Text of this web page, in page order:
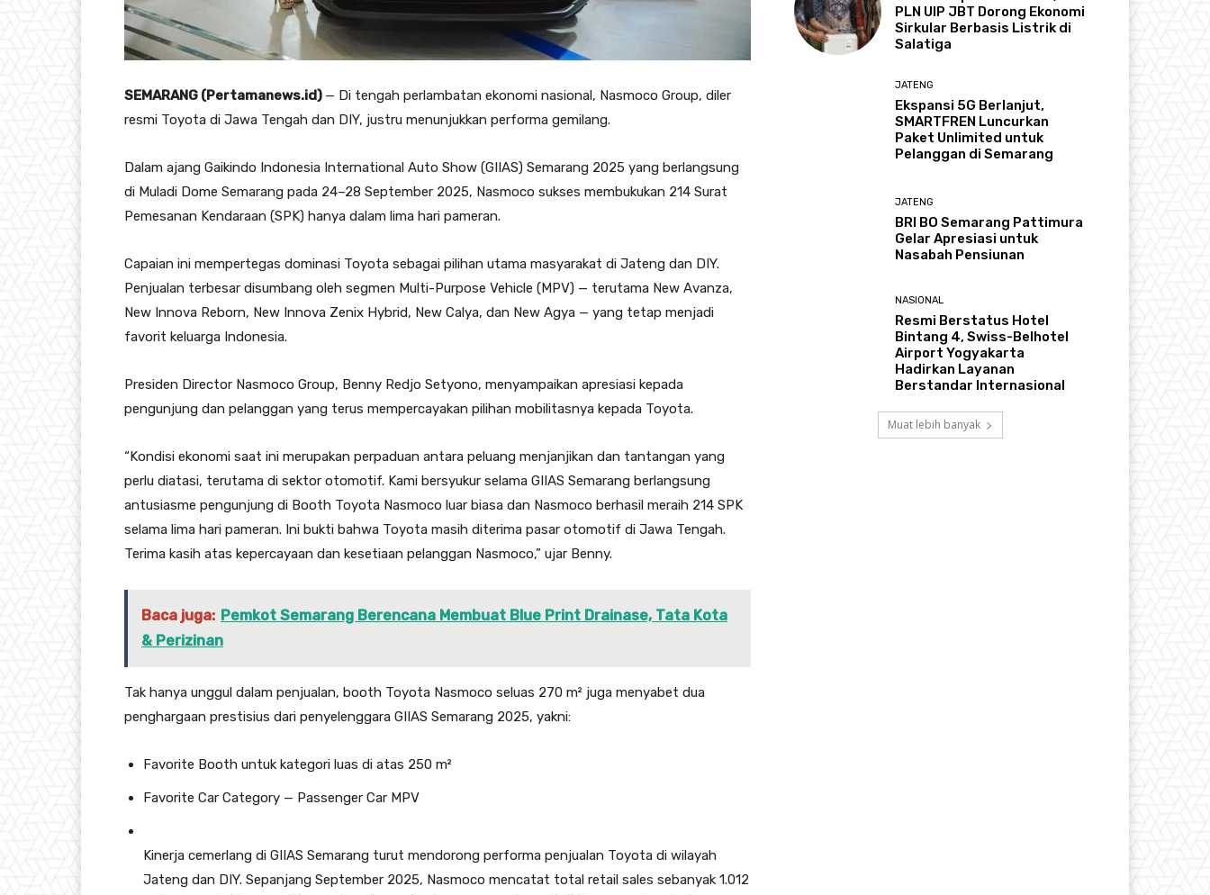
SEMARANG (Pertamanews.id) — Di tengah perlambatan ekonomi nasional, Nasmoco Group, diler
resmi Toyota di Jawa Tengah dan DIY, justru menunjukkan performa gemilang.
Dalam ajang Gaikindo Indonesia International Auto Show (GIIAS) Semarang 2025 yang berlangsung
di Muladi Dome Semarang pada 24–28 September 2025, Nasmoco sukses membukukan 214 Surat
Pemesanan Kendaraan (SPK) hanya dalam lima hari pameran.
Capaian ini mempertegas dominasi Toyota sebagai pilihan utama masyarakat di Jateng dan DIY.
Penjualan terbesar disumbang oleh segmen Multi-Purpose Vehicle (MPV) — terutama New Avanza,
New Innova Reborn, New Innova Zenix Hybrid, New Calya, dan New Agya — yang tetap menjadi
favorit keluarga Indonesia.
Presiden Director Nasmoco Group, Benny Redjo Setyono, menyampaikan apresiasi kepada
pengunjung dan pelanggan yang terus mempercayakan pilihan mobilitasnya kepada Toyota.
“Kondisi ekonomi saat ini merupakan perpaduan antara peluang menjanjikan dan tantangan yang
perlu diatasi, terutama di sektor otomotif. Kami bersyukur selama GIIAS Semarang berlangsung
antusiasme pengunjung di Booth Toyota Nasmoco luar biasa dan Nasmoco berhasil meraih 214 SPK
selama lima hari pameran. Ini bukti bahwa Toyota masih diterima pasar otomotif di Jawa Tengah.
Terima kasih atas kepercayaan dan kesetiaan pelanggan Nasmoco,” ujar Benny.
Baca juga: Pemkot Semarang Berencana Membuat Blue Print Drainase, Tata Kota
& Perizinan
Tak hanya unggul dalam penjualan, booth Toyota Nasmoco seluas 270 m² juga menyabet dua
penghargaan prestisius dari penyelenggara GIIAS Semarang 2025, yakni:
Favorite Booth untuk kategori luas di atas 250 m²
Favorite Car Category — Passenger Car MPV
Kinerja cemerlang di GIIAS Semarang turut mendorong performa penjualan Toyota di wilayah
Jateng dan DIY. Sepanjang September 2025, Nasmoco mencatat total retail sales sebanyak 1.012
PLN UIP JBT Dorong Ekonomi
Sirkular Berbasis Listrik di
Salatiga
JATENG
Ekspansi 5G Berlanjut,
SMARTFREN Luncurkan
Paket Unlimited untuk
Pelanggan di Semarang
JATENG
BRI BO Semarang Pattimura
Gelar Apresiasi untuk
Nasabah Pensiunan
NASIONAL
Resmi Berstatus Hotel
Bintang 4, Swiss-Belhotel
Airport Yogyakarta
Hadirkan Layanan
Berstandar Internasional
Muat lebih banyak